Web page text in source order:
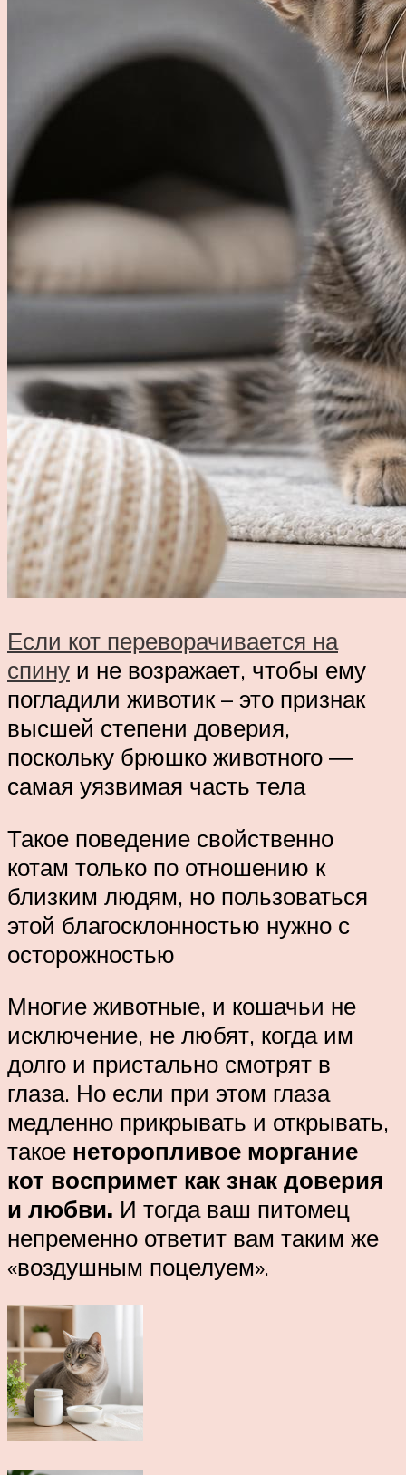
Если кот переворачивается на
спину и не возражает, чтобы ему
погладили животик – это признак
высшей степени доверия,
поскольку брюшко животного ―
самая уязвимая часть тела
Такое поведение свойственно
котам только по отношению к
близким людям, но пользоваться
этой благосклонностью нужно с
осторожностью
Многие животные, и кошачьи не
исключение, не любят, когда им
долго и пристально смотрят в
глаза. Но если при этом глаза
медленно прикрывать и открывать,
такое неторопливое моргание
кот воспримет как знак доверия
и любви. И тогда ваш питомец
непременно ответит вам таким же
«воздушным поцелуем».